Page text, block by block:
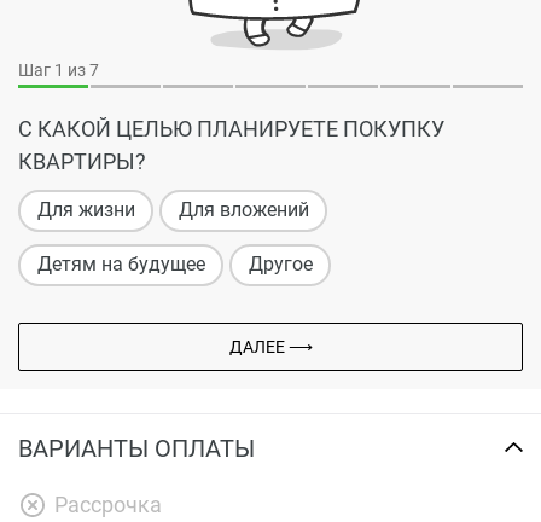
Шаг 1 из 7
С КАКОЙ ЦЕЛЬЮ ПЛАНИРУЕТЕ ПОКУПКУ
КВАРТИРЫ?
Для жизни Для вложений
Детям на будущее Другое
ДАЛЕЕ ⟶
ВАРИАНТЫ ОПЛАТЫ
Рассрочка